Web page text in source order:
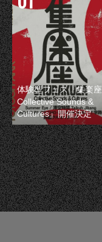
体験型フェス『集楽座
Collective Sounds &
Cultures』開催決定